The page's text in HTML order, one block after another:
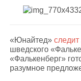
«Юнайтед» следит
шведского
«Фалькенберг»
разумное